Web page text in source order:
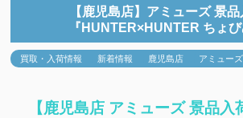
【鹿児島店】アミューズ 景
『HUNTER×HUNTER ちょ
買取・入荷情報 新着情報 鹿児島店 アミューズ
【鹿児島店 アミューズ 景品入